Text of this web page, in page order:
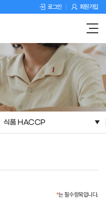
로그인 회원가입
식품 HACCP
*는 필수항목입니다.